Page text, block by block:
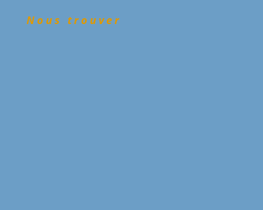
Nous trouver